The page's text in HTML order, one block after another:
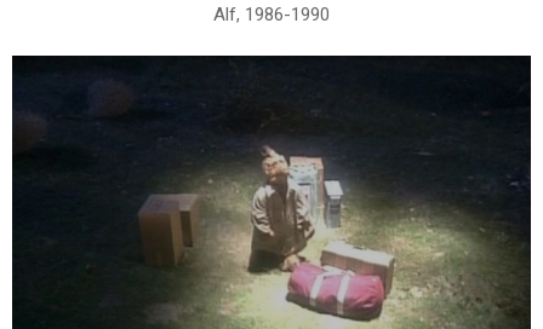
Alf, 1986-1990